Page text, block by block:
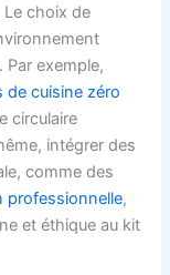
Le choix de
Par exemple,
de cuisine zéro
circulaire
intégrer des
comme des
professionnelle,
et éthique au kit